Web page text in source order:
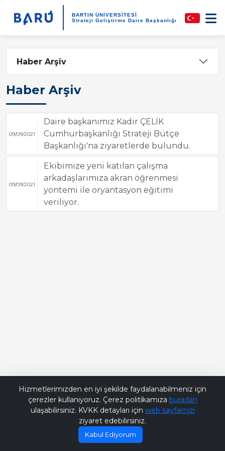
BARTIN ÜNİVERSİTESİ
Strateji Geliştirme Daire Başkanlığı
Haber Arşiv
Haber Arşiv
09/09/2021
Daire başkanımız Kadir ÇELİK
Cumhurbaşkanlığı Strateji Bütçe
Başkanlığı'na ziyaretlerde bulundu.
09/09/2021
Ekibimize yeni katılan çalışma
arkadaşlarımıza akran öğrenmesi
yöntemi ile oryantasyon eğitimi
veriliyor.
Hizmetlerimizden en iyi şekilde faydalanabilmeniz için
çerezler kullanıyoruz. Çerez politikamıza buradan
ulaşabilirsiniz. KVKK detayları için web sayfamızı
ziyaret edebilirsiniz.
Kabul Ediyorum
Bana Soru Sor | Ask Me